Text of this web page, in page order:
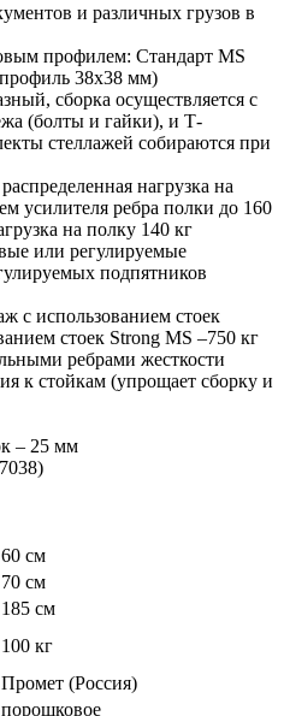
и различных грузов в
профилем: Стандарт MS
38х38 мм)
сборка осуществляется с
(болты и гайки), и Т-
стеллажей собираются при
нагрузка на
усилителя ребра полки до 160
на полку 140 кг
или регулируемые
подпятников
с использованием стоек
стоек Strong MS –750 кг
ребрами жесткости
к стойкам (упрощает сборку и
– 25 мм
60 см
70 см
185 см
100 кг
Промет (Россия)
порошковое